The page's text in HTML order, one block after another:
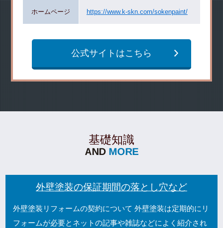
ホームページ https://www.k-skn.com/sokenpaint/
公式サイトはこちら
基礎知識
外壁塗装の保証期間の落とし穴など
外壁塗装リフォームの契約について 外壁塗装は定期的にリ
フォームが必要とネットの記事や雑誌などによく紹介され